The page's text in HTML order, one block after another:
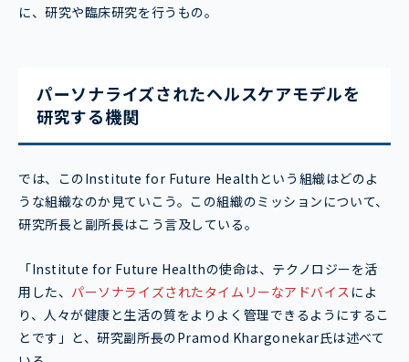
に、研究や臨床研究を行うもの。
パーソナライズされたヘルスケアモデルを
研究する機関
では、このInstitute for Future Healthという組織はどのよ
うな組織なのか見ていこう。この組織のミッションについて、
研究所長と副所長はこう言及している。
「Institute for Future Healthの使命は、テクノロジーを活
用した、 パーソナライズされたタイムリーなアドバイス によ
り、人々が健康と生活の質をよりよく管理できるようにするこ
とです」と、研究副所長のPramod Khargonekar氏は述べて